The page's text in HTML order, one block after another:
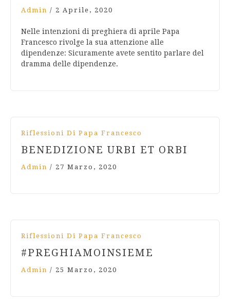
Admin / 2 Aprile, 2020
Nelle intenzioni di preghiera di aprile Papa
Francesco rivolge la sua attenzione alle
dipendenze: Sicuramente avete sentito parlare del
dramma delle dipendenze.
Riflessioni Di Papa Francesco
BENEDIZIONE URBI ET ORBI
Admin / 27 Marzo, 2020
Riflessioni Di Papa Francesco
#PREGHIAMOINSIEME
Admin / 25 Marzo, 2020